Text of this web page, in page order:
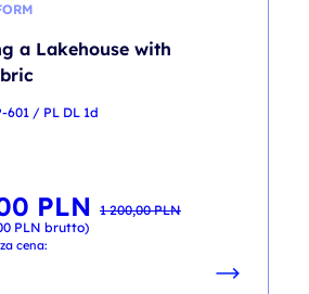
a Lakehouse with
601 / PL DL 1d
1 200,00PLN
PLN
PLN brutto)
cena: